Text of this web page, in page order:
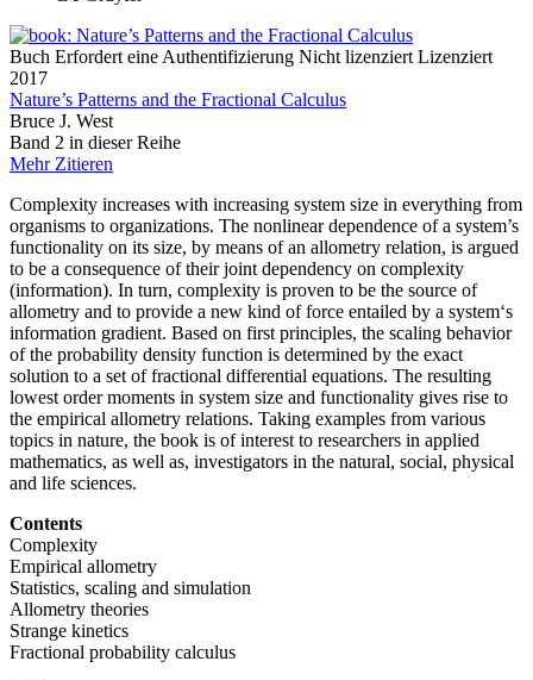
Buch Erfordert eine Authentifizierung Nicht lizenziert Lizenziert
2017
Nature’s Patterns and the Fractional Calculus
Bruce J. West
Band 2 in dieser Reihe
Mehr Zitieren
Complexity increases with increasing system size in everything from
organisms to organizations. The nonlinear dependence of a system’s
functionality on its size, by means of an allometry relation, is argued
to be a consequence of their joint dependency on complexity
(information). In turn, complexity is proven to be the source of
allometry and to provide a new kind of force entailed by a system‘s
information gradient. Based on first principles, the scaling behavior
of the probability density function is determined by the exact
solution to a set of fractional differential equations. The resulting
lowest order moments in system size and functionality gives rise to
the empirical allometry relations. Taking examples from various
topics in nature, the book is of interest to researchers in applied
mathematics, as well as, investigators in the natural, social, physical
and life sciences.
Contents
Complexity
Empirical allometry
Statistics, scaling and simulation
Allometry theories
Strange kinetics
Fractional probability calculus